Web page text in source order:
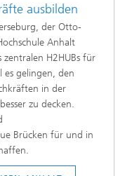
ausbilden
der Otto-
Anhalt
zentralen H2HUBs für
gelingen, den
in der
zu decken.
Brücken für und in